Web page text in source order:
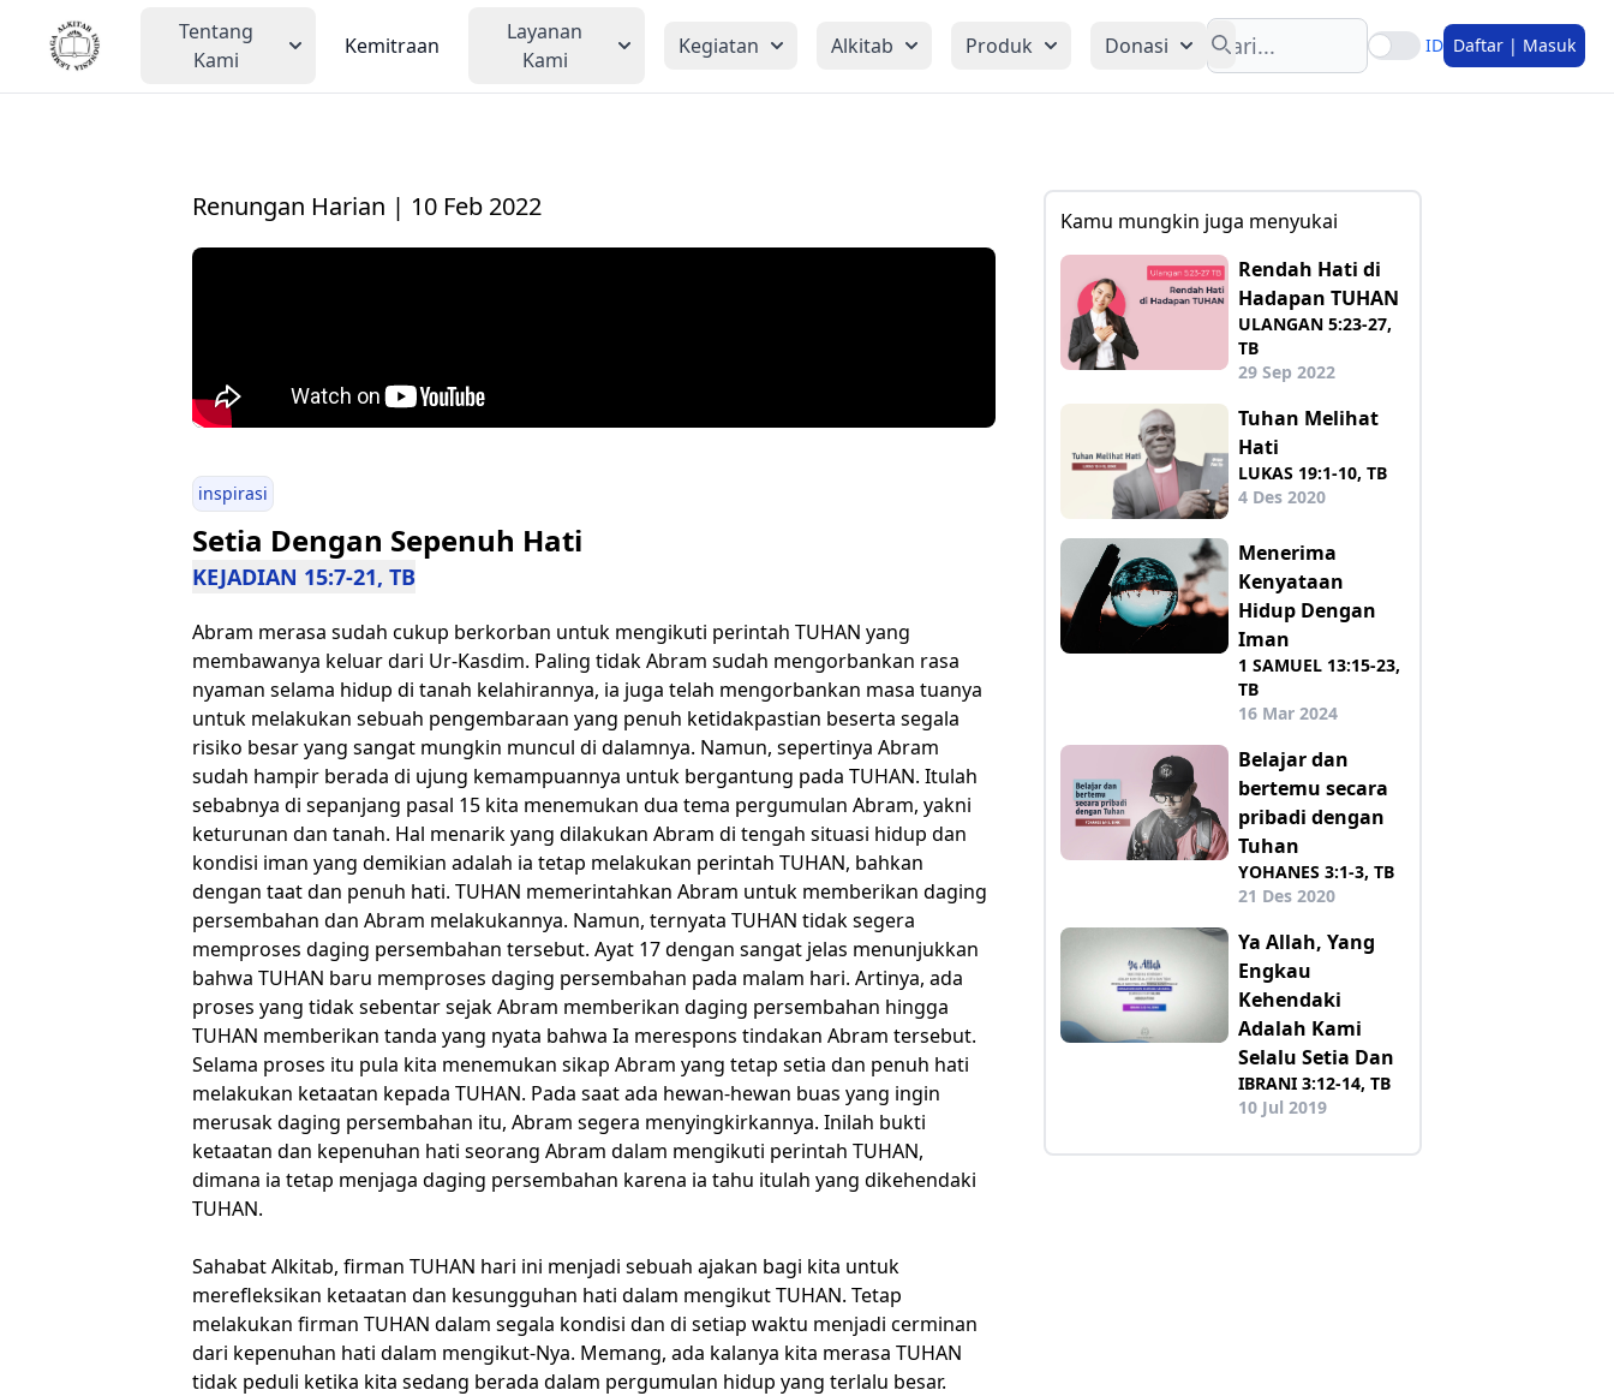
Tentang
Kami
Kemitraan
Layanan
Kami
Kegiatan Alkitab Produk Donasi
Search
ID Daftar | Masuk
Renungan Harian | 10 Feb 2022
inspirasi
Setia Dengan Sepenuh Hati
KEJADIAN 15:7-21, TB
Abram merasa sudah cukup berkorban untuk mengikuti perintah TUHAN yang
membawanya keluar dari Ur-Kasdim. Paling tidak Abram sudah mengorbankan rasa
nyaman selama hidup di tanah kelahirannya, ia juga telah mengorbankan masa tuanya
untuk melakukan sebuah pengembaraan yang penuh ketidakpastian beserta segala
risiko besar yang sangat mungkin muncul di dalamnya. Namun, sepertinya Abram
sudah hampir berada di ujung kemampuannya untuk bergantung pada TUHAN. Itulah
sebabnya di sepanjang pasal 15 kita menemukan dua tema pergumulan Abram, yakni
keturunan dan tanah. Hal menarik yang dilakukan Abram di tengah situasi hidup dan
kondisi iman yang demikian adalah ia tetap melakukan perintah TUHAN, bahkan
dengan taat dan penuh hati. TUHAN memerintahkan Abram untuk memberikan daging
persembahan dan Abram melakukannya. Namun, ternyata TUHAN tidak segera
memproses daging persembahan tersebut. Ayat 17 dengan sangat jelas menunjukkan
bahwa TUHAN baru memproses daging persembahan pada malam hari. Artinya, ada
proses yang tidak sebentar sejak Abram memberikan daging persembahan hingga
TUHAN memberikan tanda yang nyata bahwa Ia merespons tindakan Abram tersebut.
Selama proses itu pula kita menemukan sikap Abram yang tetap setia dan penuh hati
melakukan ketaatan kepada TUHAN. Pada saat ada hewan-hewan buas yang ingin
merusak daging persembahan itu, Abram segera menyingkirkannya. Inilah bukti
ketaatan dan kepenuhan hati seorang Abram dalam mengikuti perintah TUHAN,
dimana ia tetap menjaga daging persembahan karena ia tahu itulah yang dikehendaki
TUHAN.
Sahabat Alkitab, firman TUHAN hari ini menjadi sebuah ajakan bagi kita untuk
merefleksikan ketaatan dan kesungguhan hati dalam mengikut TUHAN. Tetap
melakukan firman TUHAN dalam segala kondisi dan di setiap waktu menjadi cerminan
dari kepenuhan hati dalam mengikut-Nya. Memang, ada kalanya kita merasa TUHAN
tidak peduli ketika kita sedang berada dalam pergumulan hidup yang terlalu besar.
Kamu mungkin juga menyukai
Rendah Hati di
Hadapan TUHAN
ULANGAN 5:23-27,
TB
29 Sep 2022
Tuhan Melihat
Hati
LUKAS 19:1-10, TB
4 Des 2020
Menerima
Kenyataan
Hidup Dengan
Iman
1 SAMUEL 13:15-23,
TB
16 Mar 2024
Belajar dan
bertemu secara
pribadi dengan
Tuhan
YOHANES 3:1-3, TB
21 Des 2020
Ya Allah, Yang
Engkau
Kehendaki
Adalah Kami
Selalu Setia Dan
IBRANI 3:12-14, TB
10 Jul 2019